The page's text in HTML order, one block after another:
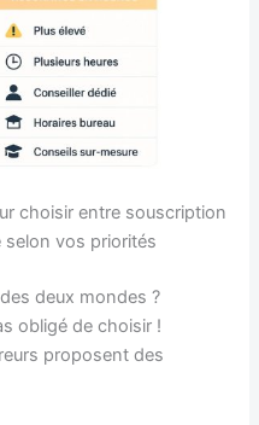
choisir entre souscription
selon vos priorités
deux mondes ?
obligé de choisir !
proposent des